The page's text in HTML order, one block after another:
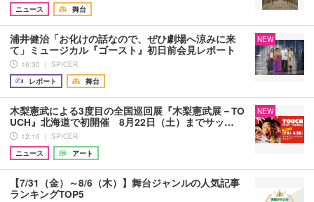
ニュース
舞台
浦井健治「お化けの話なので、ぜひ劇場へ涼みに来
て」ミュージカル『ゴースト』初日前会見レポート
16:30 ｜ SPICER
レポート
舞台
NEW
木梨憲武による3度目の全国巡回展『木梨憲武展－TO
UCH』北海道で初開催 8月22日（土）までサッ…
12:10 ｜ SPICER
ニュース
アート
NEW
【7/31（金）～8/6（木）】舞台ジャンルの人気記事
ランキングTOP5